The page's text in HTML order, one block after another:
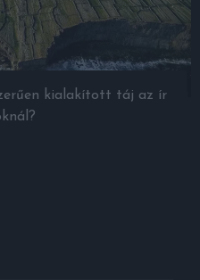
kialakított táj az ír